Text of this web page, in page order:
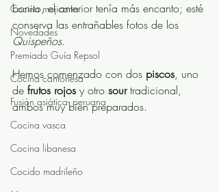
Cocina mejicana
Novedades
Premiado Guía Repsol
Cocina cantonesa
Fusión asiática- peruana
Cocina vasca
Cocina libanesa
Cocido madrileño
bonito, el anterior tenía más encanto; esté
conserva las entrañables fotos de los
Quispeños.
Hemos comenzado con dos piscos, uno
de frutos rojos y otro sour tradicional,
ambos muy bien preparados.